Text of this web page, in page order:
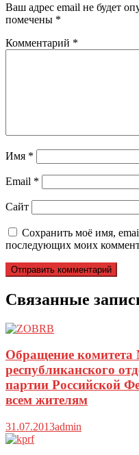
Ваш адрес email не будет
помечены *
Комментарий *
Имя *
Email *
Сайт
Сохранить моё имя,
последующих моих
Связанные
Обращение комитета
республиканского
партии Российской
всем жителям
31.07.2013admin